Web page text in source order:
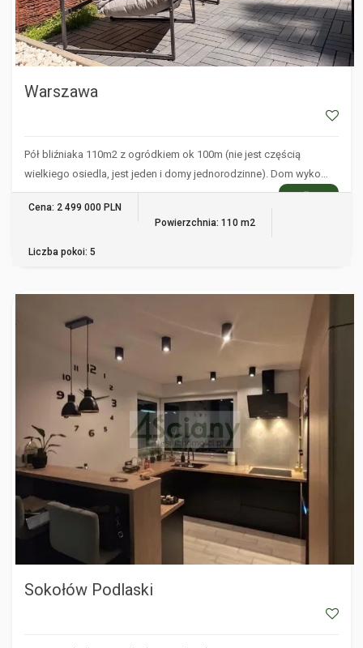
Warszawa
Pół bliźniaka 110m2 z ogródkiem ok 100m (nie jest częścią
wielkiego osiedla, jest jeden i domy jednorodzinne). Dom wyko…
WIĘCEJ
Cena: 2 499 000 PLN
Powierzchnia: 110 m2
Liczba pokoi: 5
SOKOŁÓW PODLASKI
Sokołów Podlaski